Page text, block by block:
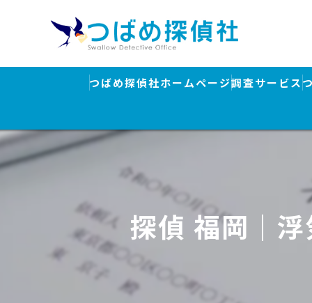
つばめ探偵社ホームページ調査サービス
浮気調査
行方調査・人
ストーカー対
探偵 福岡｜